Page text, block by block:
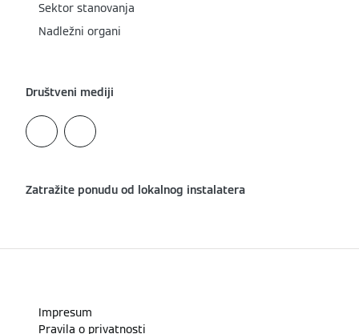
Sektor stanovanja
Nadležni organi
Društveni mediji
Zatražite ponudu od lokalnog instalatera
Impresum
Pravila o privatnosti